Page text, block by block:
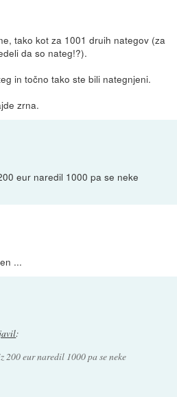
tako kot za 1001 druih nategov (za
da so nateg!?).
in točno tako ste bili nategnjeni.
zrna.
eur naredil 1000 pa se neke
...
:
200 eur naredil 1000 pa se neke